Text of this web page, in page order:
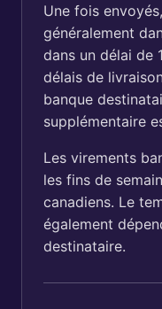
Une fois
généralement
dans un délai de
délais de
banque
supplémentaire
Les virements
les fins de
canadiens. Le
également
destinataire.